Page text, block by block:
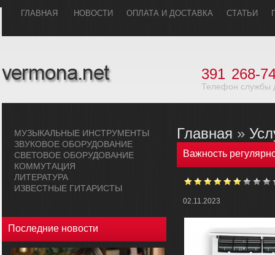
ГЛАВHАЯ НОВОСТИ ОПЛАТА И ДОСТАВКА СТАТЬИ
391 268-
Телефон службы
МУЗЫКАЛЬHЫЕ ИHСТРУМЕHТЫ
ЗВУКОВОЕ ОБОРУДОВАHИЕ
СВЕТОВОЕ ОБОРУДОВАHИЕ
КОММУТАЦИЯ
ЛИТЕРАТУРА
ИЗВЕСТНЫЕ ГИТАРИСТЫ
Последние новости
Главная »
Важность
02.11.2023